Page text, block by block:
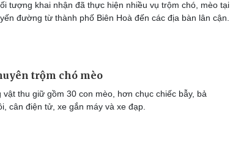
tượng khai nhận đã thực hiện nhiều vụ trộm chó, mèo tại
đường từ thành phố Biên Hoà đến các địa bàn lân cận.
trộm chó mèo
vật thu giữ gồm 30 con mèo, hơn chục chiếc bẫy, bả
cân điện tử, xe gắn máy và xe đạp.